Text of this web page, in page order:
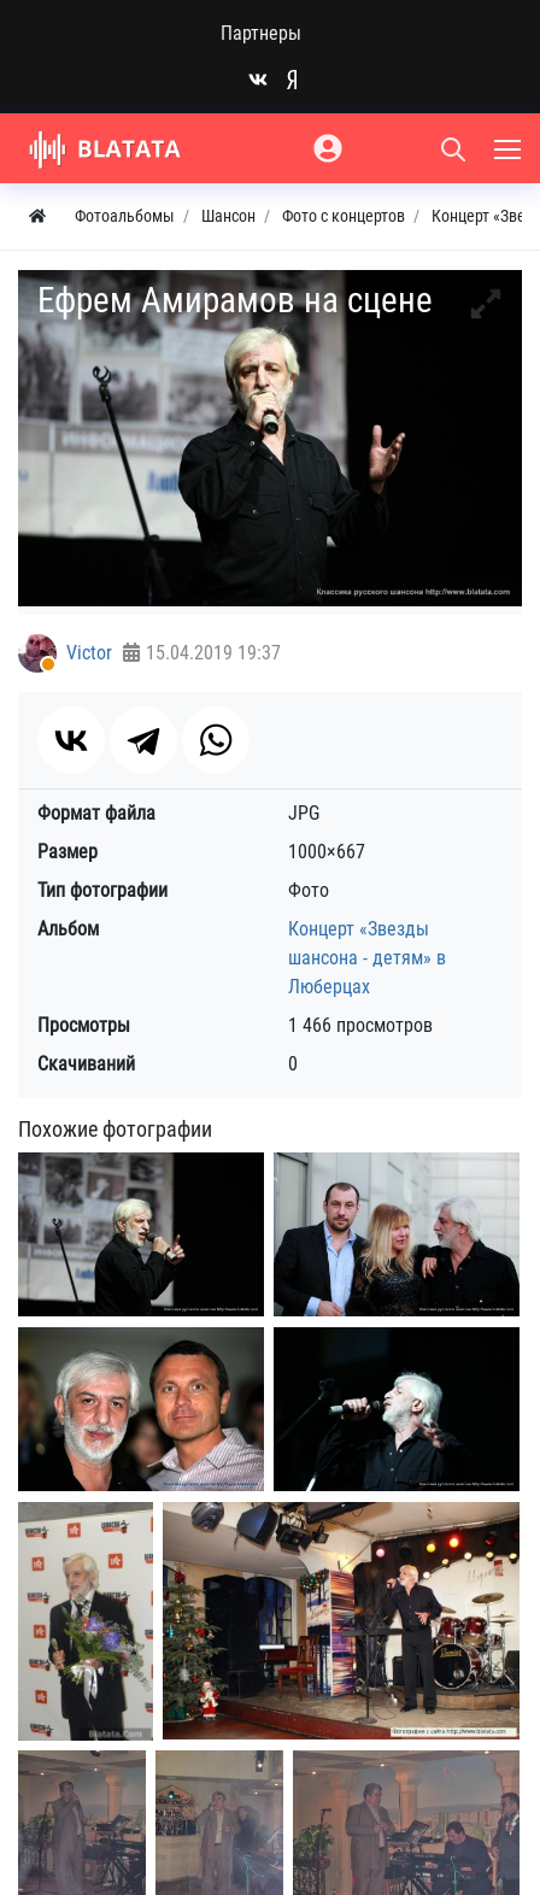
Партнеры
Фотоальбомы Шансон Фото с концертов Концерт
Ефрем Амирамов на сцене
Victor 15.04.2019 19:37
Формат файла
JPG
Размер
1000×667
Тип фотографии
Фото
Альбом
Концерт «Звезды
шансона - детям» в
Люберцах
Просмотры
1 466 просмотров
Скачиваний
0
Похожие фотографии